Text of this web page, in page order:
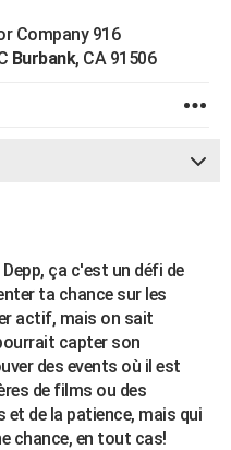
Company 916
Burbank, CA 91506
ça c'est un défi de
ta chance sur les
actif, mais on sait
capter son
des events où il est
de films ou des
et de la patience, mais qui
chance, en tout cas!